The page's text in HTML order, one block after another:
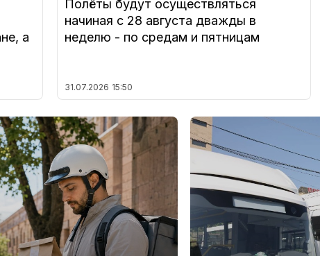
а
Полёты будут осуществляться
начиная с 28 августа дважды в
неделю - по средам и пятницам
31.07.2026 15:50